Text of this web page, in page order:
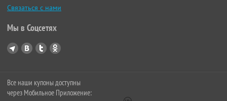
Связаться с нами
Мы в Соцсетях
Все наши купоны доступны
через Мобильное Приложение: